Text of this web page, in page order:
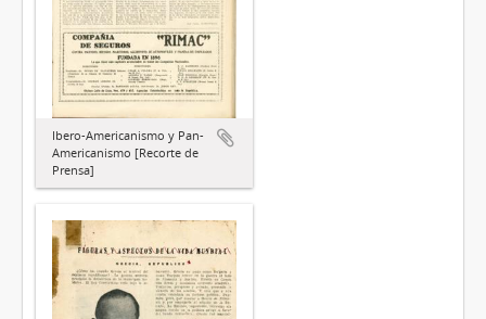
Ibero-Americanismo y Pan-
Americanismo [Recorte de
Prensa]